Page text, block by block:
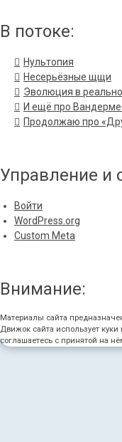
В потоке:
Нультопия
Несерьёзные щщи
Эволюция в
И ещё про
Продолжаю про
Управление и
Войти
WordPress.org
Custom Meta
Внимание:
Материалы сайта
Движок сайта использует
соглашаетесь с принятой на